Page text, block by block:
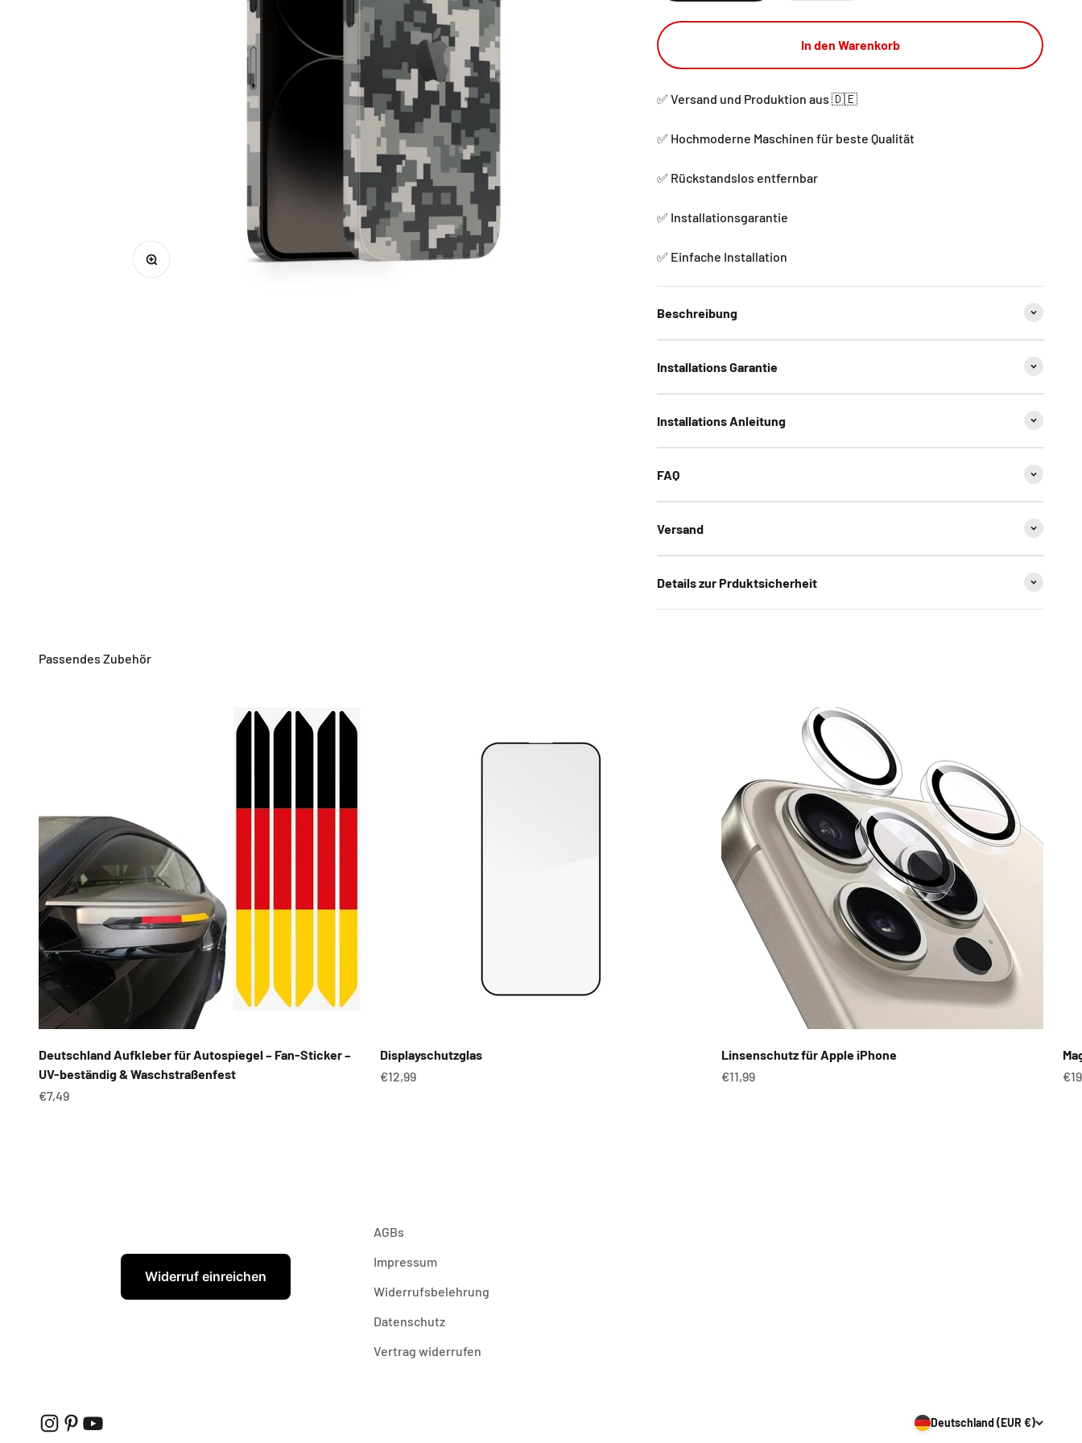
Bild vergrößern
In den Warenkorb
✅ Versand und Produktion aus 🇩🇪
✅ Hochmoderne Maschinen für beste Qualität
✅ Rückstandslos entfernbar
✅ Installationsgarantie
✅ Einfache Installation
Beschreibung
Installations Garantie
Installations Anleitung
FAQ
Versand
Details zur Prduktsicherheit
Passendes Zubehör
Deutschland Aufkleber für Autospiegel – Fan-Sticker –
UV-beständig & Waschstraßenfest
Angebot
€7,49
Displayschutzglas
Angebot
€12,99
Linsenschutz für Apple iPhone
Angebot
€11,99
Widerruf einreichen
AGBs
Impressum
Widerrufsbelehrung
Datenschutz
Vertrag widerrufen
Deutschland (EUR €)